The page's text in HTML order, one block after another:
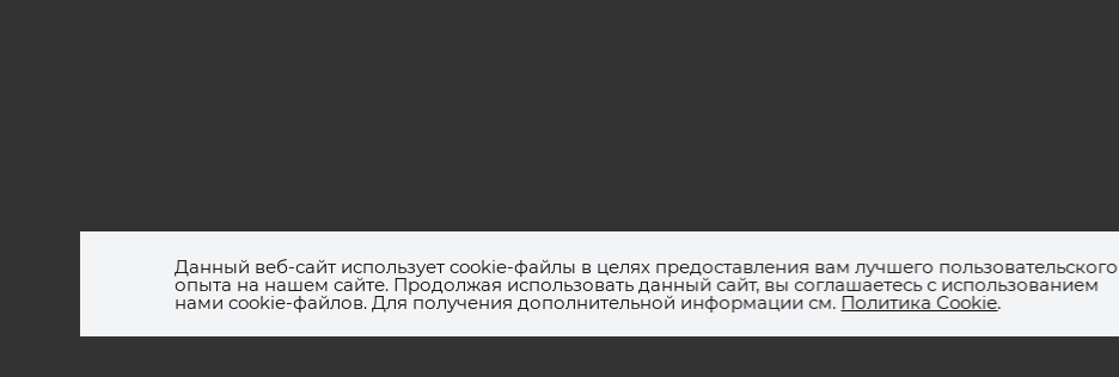
Юр. адрес:119261, г. Москва, ул.Панферова, дом 3, кв.68
Данный веб-сайт использует cookie-файлы в целях предоставления вам лучшего пользовательского
опыта на нашем сайте. Продолжая использовать данный сайт, вы соглашаетесь с использованием
нами cookie-файлов. Для получения дополнительной информации см. Политика Cookie.